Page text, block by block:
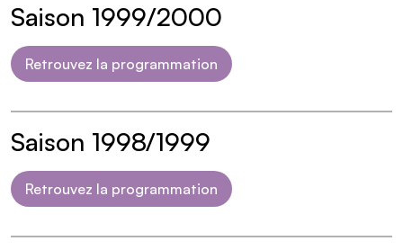
Saison 1999/2000
Retrouvez la programmation
Saison 1998/1999
Retrouvez la programmation